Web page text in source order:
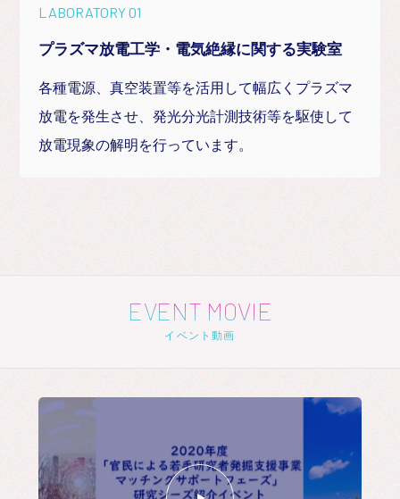
LABORATORY 01
プラズマ放電工学・電気絶縁に関する実験室
各種電源、真空装置等を活用して幅広くプラズマ
放電を発生させ、発光分光計測技術等を駆使して
放電現象の解明を行っています。
EVENT MOVIE
イベント動画